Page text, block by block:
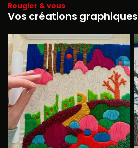
Rougier & vous
Vos créations graphiques